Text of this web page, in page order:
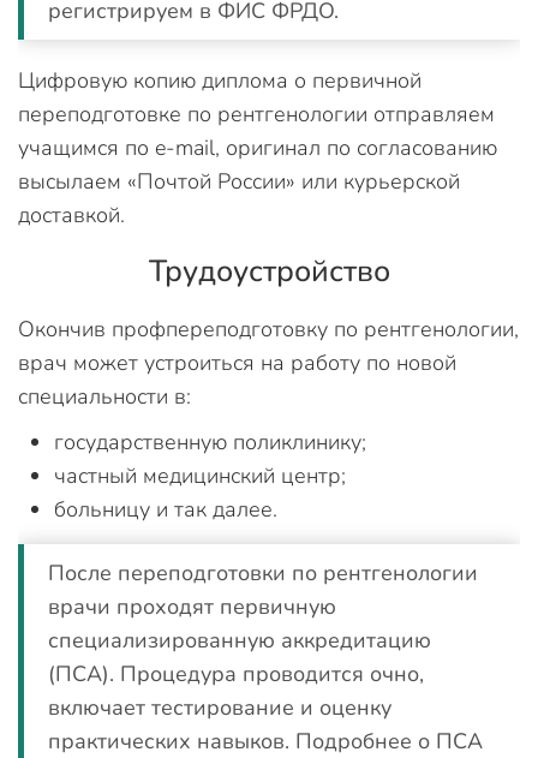
регистрируем в ФИС ФРДО.
Цифровую копию диплома о первичной
переподготовке по рентгенологии отправляем
учащимся по e-mail, оригинал по согласованию
высылаем «Почтой России» или курьерской
доставкой.
Трудоустройство
Окончив профпереподготовку по рентгенологии,
врач может устроиться на работу по новой
специальности в:
государственную поликлинику;
частный медицинский центр;
больницу и так далее.
После переподготовки по рентгенологии
врачи проходят первичную
специализированную аккредитацию
(ПСА). Процедура проводится очно,
включает тестирование и оценку
практических навыков. Подробнее о ПСА